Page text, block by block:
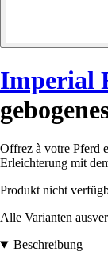
Imperial
Offrez à votre Pferd
Erleichterung mit
Produkt nicht
Alle Varianten
Beschreibung